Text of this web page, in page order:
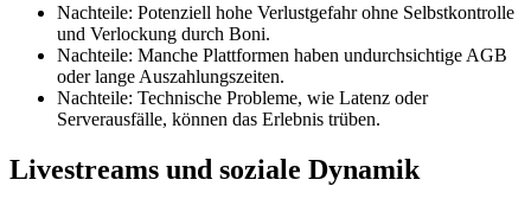
Nachteile: Potenziell hohe Verlustgefahr ohne Selbstkontrolle
und Verlockung durch Boni.
Nachteile: Manche Plattformen haben undurchsichtige AGB
oder lange Auszahlungszeiten.
Nachteile: Technische Probleme, wie Latenz oder
Serverausfälle, können das Erlebnis trüben.
Livestreams und soziale Dynamik